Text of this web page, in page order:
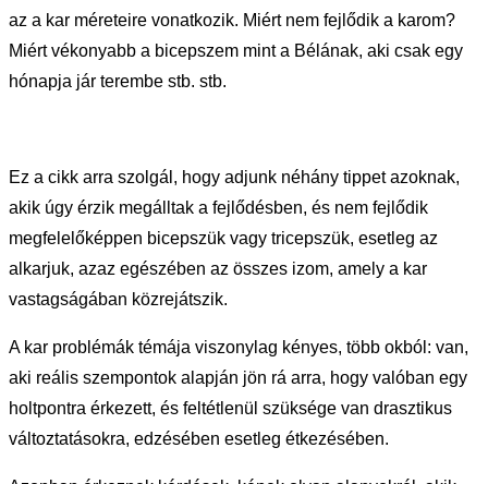
az a kar méreteire vonatkozik. Miért nem fejlődik a karom?
Miért vékonyabb a bicepszem mint a Bélának, aki csak egy
hónapja jár terembe stb. stb.
Ez a cikk arra szolgál, hogy adjunk néhány tippet azoknak,
akik úgy érzik megálltak a fejlődésben, és nem fejlődik
megfelelőképpen bicepszük vagy tricepszük, esetleg az
alkarjuk, azaz egészében az összes izom, amely a kar
vastagságában közrejátszik.
A kar problémák témája viszonylag kényes, több okból: van,
aki reális szempontok alapján jön rá arra, hogy valóban egy
holtpontra érkezett, és feltétlenül szüksége van drasztikus
változtatásokra, edzésében esetleg étkezésében.